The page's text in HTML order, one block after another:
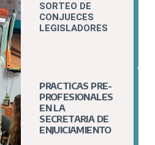
SORTEO DE
CONJUECES
LEGISLADORES
PRACTICAS PRE-
PROFESIONALES
EN LA
SECRETARIA DE
ENJUICIAMIENTO